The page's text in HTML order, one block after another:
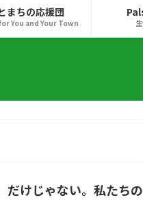
まちの応援団
You and Your Town
だけじゃない。私たち